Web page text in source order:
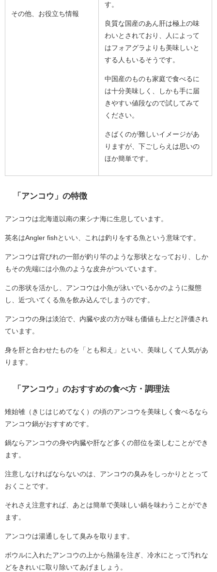
その他、お役立ち情報
す。
良質な国産のあん肝は極上の味
わいとされており、人によって
はフォアグラよりも美味しいと
する人もいるそうです。
中国産のものも家庭で食べるに
は十分美味しく、しかも手に届
きやすい値段なので試してみて
ください。
さばくのが難しいイメージがあ
りますが、下ごしらえは思いの
ほか簡単です。
「アンコウ」の特徴
アンコウは北海道以南の東シナ海に生息しています。
英名はAngler fishといい、これは釣りをする魚という意味です。
アンコウは背びれの一部が釣り竿のような形状となっており、しか
もその先端には小魚のような皮弁がついています。
この形状を活かし、アンコウは小魚が泳いでいるかのように擬態
し、近づいてくる魚を飲み込んでしまうのです。
アンコウの身は淡泊で、内臓や皮の方が味も価値も上だと評価され
ています。
身を肝と合わせたものを「とも和え」といい、美味しくて人気があ
ります。
「アンコウ」のおすすめの食べ方・調理法
雉始雊（きじはじめてなく）の頃のアンコウを美味しく食べるなら
アンコウ鍋がおすすめです。
鍋ならアンコウの身や内臓や肝など多くの部位を楽しむことができ
ます。
注意しなければならないのは、アンコウの臭みをしっかりととって
おくことです。
それさえ注意すれば、あとは簡単で美味しい鍋を味わうことができ
ます。
アンコウは湯通しをして臭みを取ります。
ボウルに入れたアンコウの上から熱湯を注ぎ、冷水にとって汚れな
どをきれいに取り除いてあげましょう。